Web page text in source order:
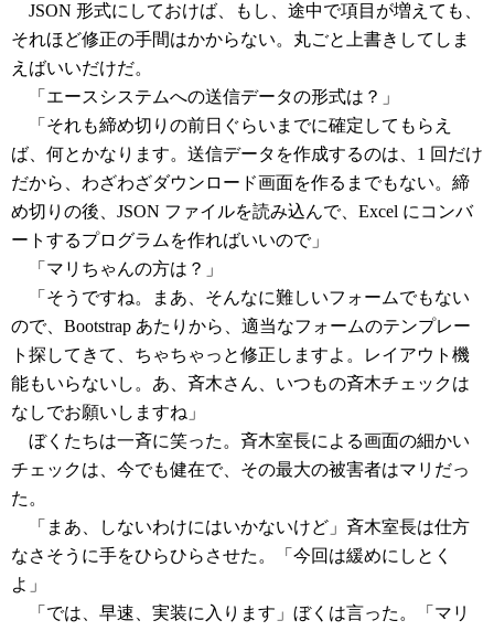
JSON 形式にしておけば、もし、途中で項目が増えても、
それほど修正の手間はかからない。丸ごと上書きしてしま
えばいいだけだ。
「エースシステムへの送信データの形式は？」
「それも締め切りの前日ぐらいまでに確定してもらえ
ば、何とかなります。送信データを作成するのは、1 回だけ
だから、わざわざダウンロード画面を作るまでもない。締
め切りの後、JSON ファイルを読み込んで、Excel にコンバ
ートするプログラムを作ればいいので」
「マリちゃんの方は？」
「そうですね。まあ、そんなに難しいフォームでもない
ので、Bootstrap あたりから、適当なフォームのテンプレー
ト探してきて、ちゃちゃっと修正しますよ。レイアウト機
能もいらないし。あ、斉木さん、いつもの斉木チェックは
なしでお願いしますね」
ぼくたちは一斉に笑った。斉木室長による画面の細かい
チェックは、今でも健在で、その最大の被害者はマリだっ
た。
「まあ、しないわけにはいかないけど」斉木室長は仕方
なさそうに手をひらひらさせた。「今回は緩めにしとく
よ」
「では、早速、実装に入ります」ぼくは言った。「マリ